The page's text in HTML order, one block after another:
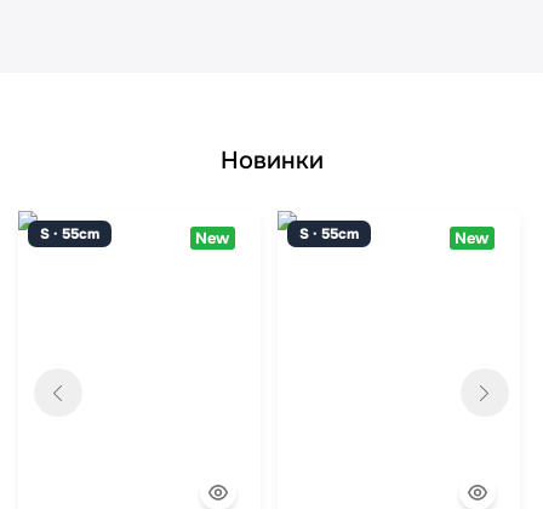
Новинки
S · 55cm New S · 55cm New